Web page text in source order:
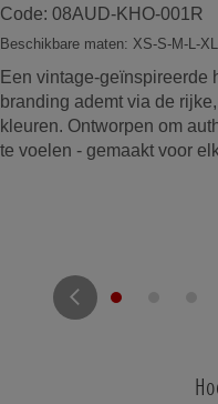
Code: 08AUD-KHO-001R
Beschikbare maten: XS-S-M-L-
Een vintage-geïnspireerde
branding ademt via de
kleuren. Ontworpen om
te voelen - gemaakt voor